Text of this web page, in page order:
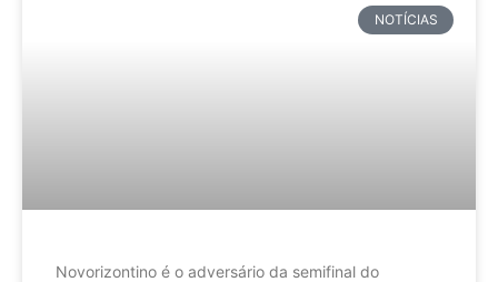
NOTÍCIAS
Novorizontino é o adversário da semifinal do